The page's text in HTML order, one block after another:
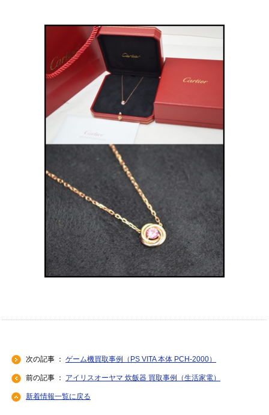
次の記事 ： ゲーム機買取事例（PS VITA 本体 PCH-2000）
前の記事 ： アイリスオーヤマ 炊飯器 買取事例（生活家電）
新着情報一覧に戻る